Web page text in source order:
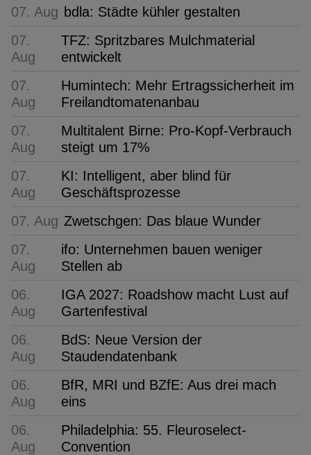
07. Aug bdla: Städte kühler gestalten
07.
Aug
TFZ: Spritzbares Mulchmaterial
entwickelt
07.
Aug
Humintech: Mehr Ertragssicherheit im
Freilandtomatenanbau
07.
Aug
Multitalent Birne: Pro-Kopf-Verbrauch
steigt um 17%
07.
Aug
KI: Intelligent, aber blind für
Geschäftsprozesse
07. Aug Zwetschgen: Das blaue Wunder
07.
Aug
ifo: Unternehmen bauen weniger
Stellen ab
06.
Aug
IGA 2027: Roadshow macht Lust auf
Gartenfestival
06.
Aug
BdS: Neue Version der
Staudendatenbank
06.
Aug
BfR, MRI und BZfE: Aus drei mach
eins
06.
Aug
Philadelphia: 55. Fleuroselect-
Convention